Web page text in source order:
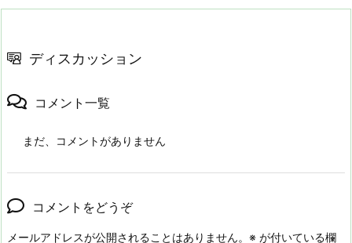
ディスカッション
コメント一覧
まだ、コメントがありません
コメントをどうぞ
メールアドレスが公開されることはありません。 ※ が付いている欄